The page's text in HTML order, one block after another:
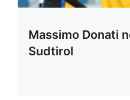
Massimo Donati
Sudtirol